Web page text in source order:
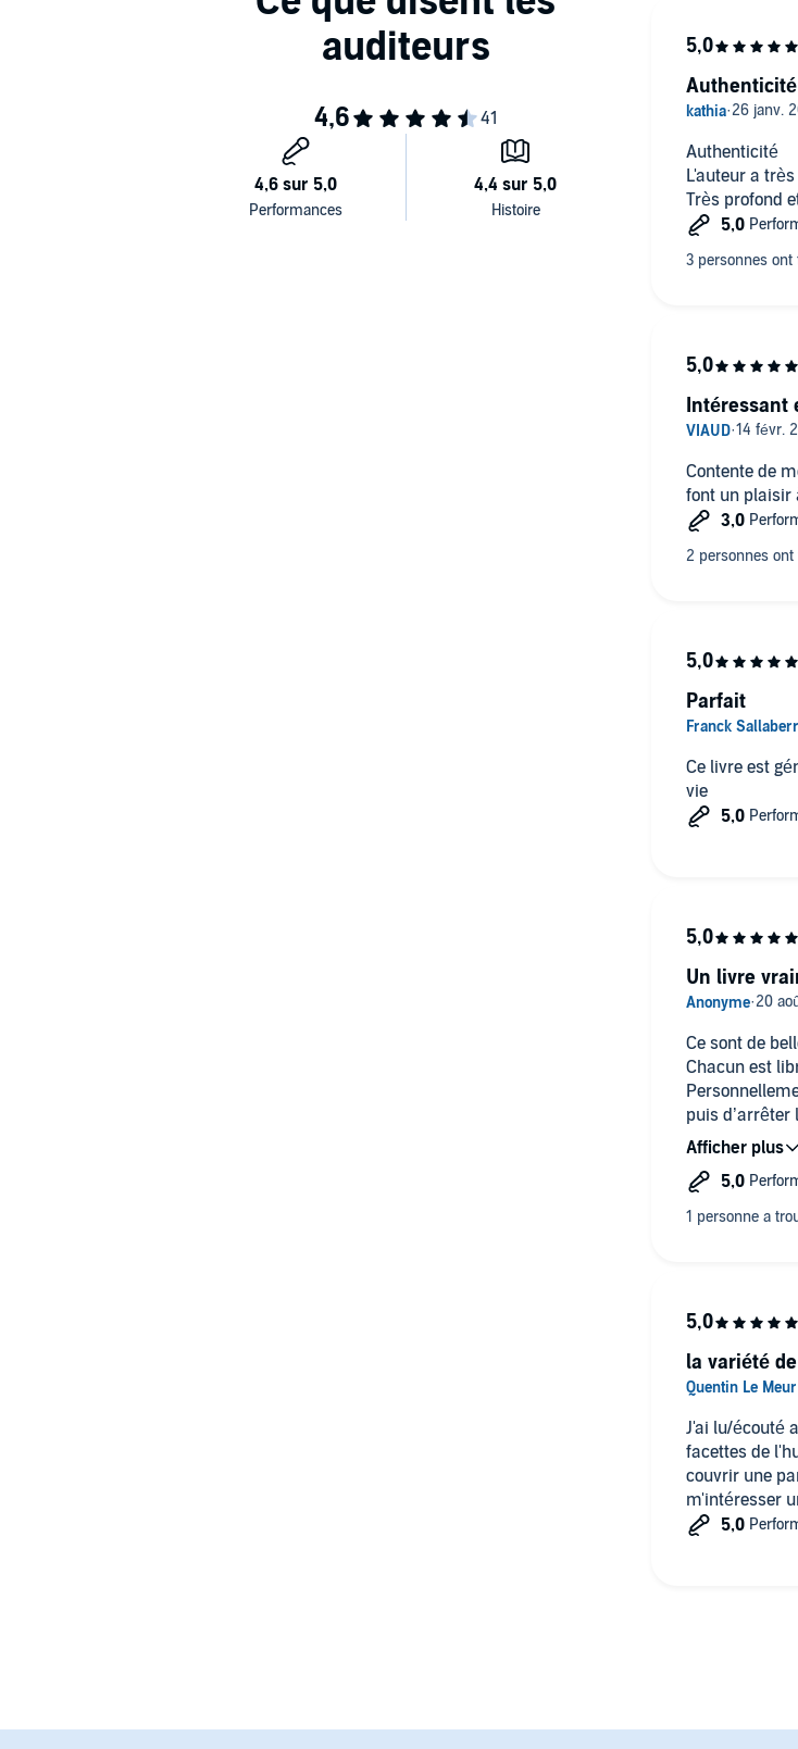
Authenticité
L'auteur a
Authenticité
Contente de
font un plaisir
Ce livre est génial à relire
vie
Parfait
Ce sont de
Chacun est
puis d’arrêter
plusieurs
toutes les
Du fait que ça
faudrait lire et
Un livre
J'ai lu/écouté
facettes de
couvrir une
m'intéresser
la variété